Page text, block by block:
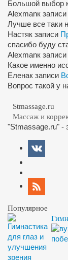
Большой выбор
Alexmanк записи
Лучше все таки
Настяк записи
спасибо буду
Alexmanк записи
Какое именно
Еленак записи
Вопрос такой у
Stmassage.ru
Массаж и
"Stmassage.ru" -
Популярное